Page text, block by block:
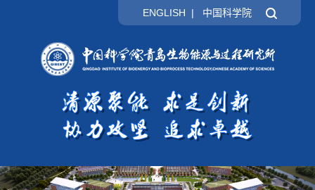
ENGLISH | 中国科学院